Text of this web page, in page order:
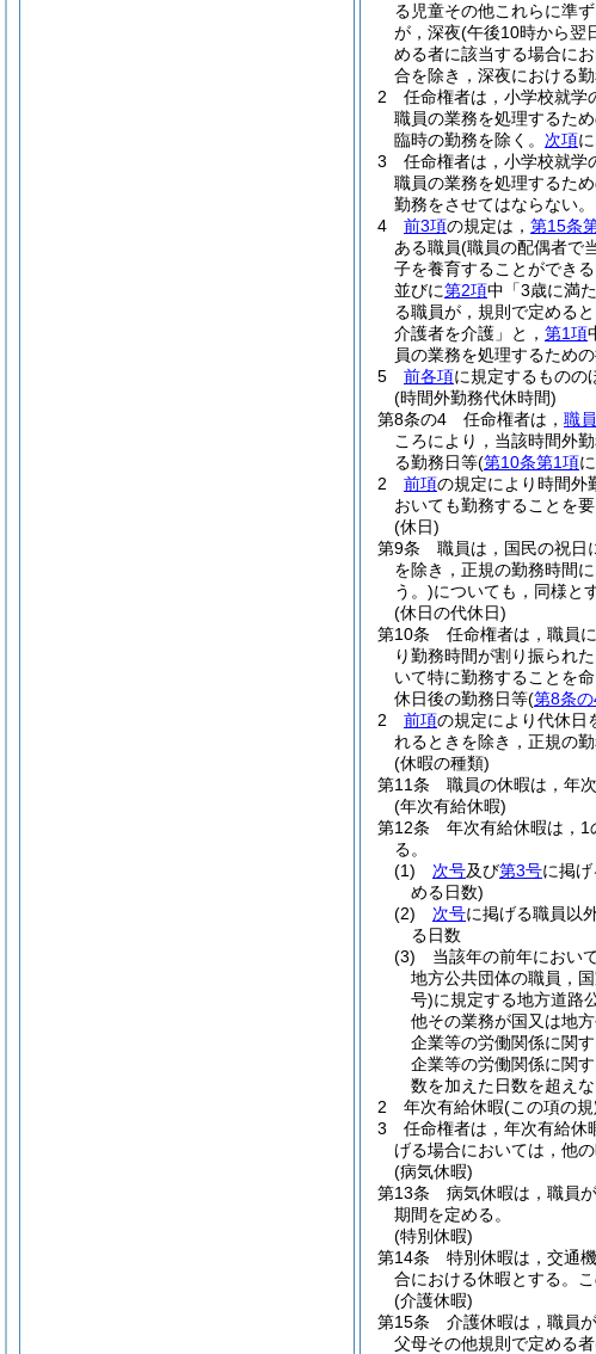
る児童その他これらに準
が，深夜(午後10時から翌
める者に該当する場合に
合を除き，深夜における
2
任命権者は，小学校就学
職員の業務を処理するた
臨時の勤務を除く。 次項
3
任命権者は，小学校就学
職員の業務を処理するた
勤務をさせてはならない。
4
前3項の規定は， 第15条
ある職員(職員の配偶者で
子を養育することができ
並びに第2項中「3歳に満
る職員が，規則で定める
介護者を介護」と， 第1項
員の業務を処理するため
5
前各項に規定するものの
(時間外勤務代休時間)
第8条の4
任命権者は， 職
ころにより，当該時間外
る勤務日等(第10条第1項
2
前項の規定により時間外
おいても勤務することを要
(休日)
第9条
職員は，国民の祝日
を除き，正規の勤務時間
う。)についても，同様と
(休日の代休日)
第10条
任命権者は，職員
り勤務時間が割り振られた
いて特に勤務することを
休日後の勤務日等(第8条
2
前項の規定により代休日
れるときを除き，正規の
(休暇の種類)
第11条
職員の休暇は，年
(年次有給休暇)
第12条
年次有給休暇は，1
る。
(1)
次号及び第3号に掲
める日数)
(2)
次号に掲げる職員以
る日数
(3)
当該年の前年におい
地方公共団体の職員，
号)に規定する地方道路
他その業務が国又は地
企業等の労働関係に関
企業等の労働関係に関
数を加えた日数を超え
2
年次有給休暇(この項の
3
任命権者は，年次有給休
げる場合においては，他
(病気休暇)
第13条
病気休暇は，職員
期間を定める。
(特別休暇)
第14条
特別休暇は，交通
合における休暇とする。
(介護休暇)
第15条
介護休暇は，職員
父母その他規則で定める者